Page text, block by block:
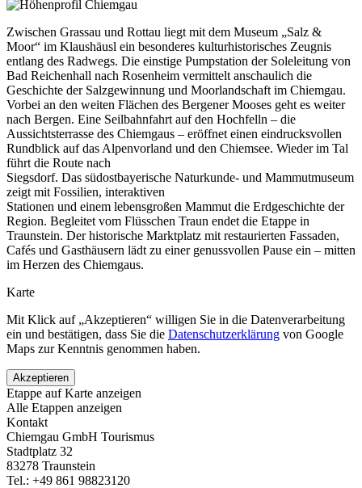
Zwischen Grassau und Rottau liegt mit dem Museum „Salz &
Moor“ im Klaushäusl ein besonderes kulturhistorisches Zeugnis
entlang des Radwegs. Die einstige Pumpstation der Soleleitung von
Bad Reichenhall nach Rosenheim vermittelt anschaulich die
Geschichte der Salzgewinnung und Moorlandschaft im Chiemgau.
Vorbei an den weiten Flächen des Bergener Mooses geht es weiter
nach Bergen. Eine Seilbahnfahrt auf den Hochfelln – die
Aussichtsterrasse des Chiemgaus – eröffnet einen eindrucksvollen
Rundblick auf das Alpenvorland und den Chiemsee. Wieder im Tal
führt die Route nach
Siegsdorf. Das südostbayerische Naturkunde- und Mammutmuseum
zeigt mit Fossilien, interaktiven
Stationen und einem lebensgroßen Mammut die Erdgeschichte der
Region. Begleitet vom Flüsschen Traun endet die Etappe in
Traunstein. Der historische Marktplatz mit restaurierten Fassaden,
Cafés und Gasthäusern lädt zu einer genussvollen Pause ein – mitten
im Herzen des Chiemgaus.
Karte
Mit Klick auf „Akzeptieren“ willigen Sie in die Datenverarbeitung
ein und bestätigen, dass Sie die Datenschutzerklärung von Google
Maps zur Kenntnis genommen haben.
Akzeptieren
Etappe auf Karte anzeigen
Alle Etappen anzeigen
Kontakt
Chiemgau GmbH Tourismus
Stadtplatz 32
83278 Traunstein
Tel.: +49 861 98823120